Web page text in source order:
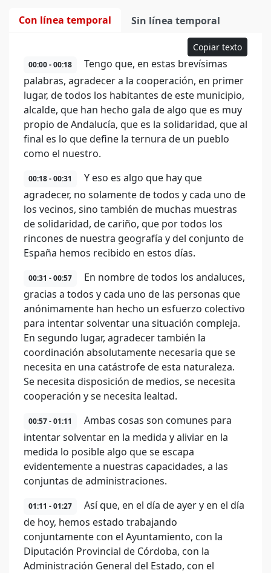
Con línea temporal Sin línea temporal
Copiar texto
00:00 - 00:18
Tengo que, en estas brevísimas
palabras, agradecer a la cooperación, en primer
lugar, de todos los habitantes de este municipio,
alcalde, que han hecho gala de algo que es muy
propio de Andalucía, que es la solidaridad, que al
final es lo que define la ternura de un pueblo
como el nuestro.
00:18 - 00:31
Y eso es algo que hay que
agradecer, no solamente de todos y cada uno de
los vecinos, sino también de muchas muestras
de solidaridad, de cariño, que por todos los
rincones de nuestra geografía y del conjunto de
España hemos recibido en estos días.
00:31 - 00:57
En nombre de todos los andaluces,
gracias a todos y cada uno de las personas que
anónimamente han hecho un esfuerzo colectivo
para intentar solventar una situación compleja.
En segundo lugar, agradecer también la
coordinación absolutamente necesaria que se
necesita en una catástrofe de esta naturaleza.
Se necesita disposición de medios, se necesita
cooperación y se necesita lealtad.
00:57 - 01:11
Ambas cosas son comunes para
intentar solventar en la medida y aliviar en la
medida lo posible algo que se escapa
evidentemente a nuestras capacidades, a las
conjuntas de administraciones.
01:11 - 01:27
Así que, en el día de ayer y en el día
de hoy, hemos estado trabajando
conjuntamente con el Ayuntamiento, con la
Diputación Provincial de Córdoba, con la
Administración General del Estado, con el